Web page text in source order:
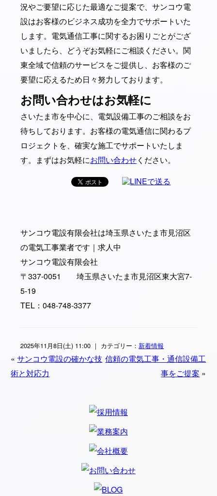
況やご要望に応じた最適なご提案で、サンコウ電
設はお客様のビジネス成功を全力でサポートいた
します。電気通信工事に関するお困りごとがござ
いましたら、どうぞお気軽にご相談ください。関
東全域で信頼のサービスをご提供し、お客様のご
要望に応えるため日々努力しております。
お問い合わせはお気軽に
さいたま市を中心に、電気設備工事のご相談をお
待ちしております。お客様の電気通信に関わるプ
ロジェクトを、確実な施工でサポートいたしま
す。まずはお気軽にお問い合わせください。
サンコウ電設有限会社は埼玉県さいたま市見沼区
の電気工事業者です｜求人中
サンコウ電設有限会社
〒337-0051 埼玉県さいたま市見沼区東大宮7-
5-19
TEL：048-748-3377
2025年11月8日(土) 11:00 ｜ カテゴリー： 新着情報
«サンコウ電設の確かな技
術と対応力
信頼の電気工事・通信設備工
事をご提案 »